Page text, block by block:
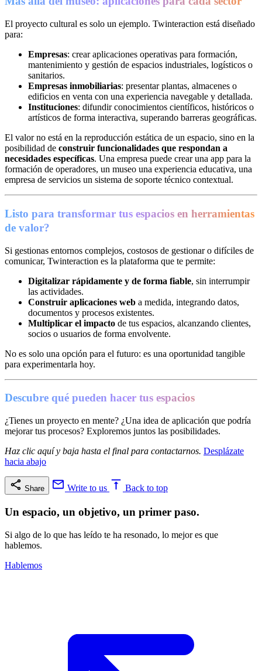
El proyecto cultural es solo un ejemplo. Twinteraction está diseñado
para:
Empresas: crear aplicaciones operativas para formación,
mantenimiento y gestión de espacios industriales, logísticos o
sanitarios.
Empresas inmobiliarias: presentar plantas, almacenes o
edificios en venta con una experiencia navegable y detallada.
Instituciones: difundir conocimientos científicos, históricos o
artísticos de forma interactiva, superando barreras geográficas.
El valor no está en la reproducción estática de un espacio, sino en la
posibilidad de construir funcionalidades que respondan a
necesidades específicas. Una empresa puede crear una app para la
formación de operadores, un museo una experiencia educativa, una
empresa de servicios un sistema de soporte técnico contextual.
Listo para transformar tus espacios en herramientas
de valor?
Si gestionas entornos complejos, costosos de gestionar o difíciles de
comunicar, Twinteraction es la plataforma que te permite:
Digitalizar rápidamente y de forma fiable, sin interrumpir
las actividades.
Construir aplicaciones web a medida, integrando datos,
documentos y procesos existentes.
Multiplicar el impacto de tus espacios, alcanzando clientes,
socios o usuarios de forma envolvente.
No es solo una opción para el futuro: es una oportunidad tangible
para experimentarla hoy.
Descubre qué pueden hacer tus espacios
¿Tienes un proyecto en mente? ¿Una idea de aplicación que podría
mejorar tus procesos? Exploremos juntos las posibilidades.
Haz clic aquí y baja hasta el final para contactarnos. Desplázate
hacia abajo
Share Write to us Back to top
Un espacio, un objetivo, un primer paso.
Si algo de lo que has leído te ha resonado, lo mejor es que
hablemos.
Hablemos